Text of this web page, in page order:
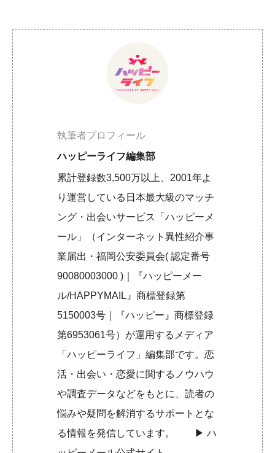
執筆者プロフィール
ハッピーライフ編集部
累計登録数3,500万以上、2001年よ
り運営している日本最大級のマッチ
ング・出会いサービス「ハッピーメ
ール」（インターネット異性紹介事
業届出・福岡公安委員会( 認定番号
90080003000 )｜『ハッピーメー
ル/HAPPYMAIL』商標登録第
5150003号｜『ハッピー』商標登録
第6953061号）が運用するメディア
「ハッピーライフ」編集部です。恋
活・出会い・恋愛に関するノウハウ
や調査データなどをもとに、読者の
悩みや疑問を解消するサポートとな
る情報を発信しています。 ▶︎ハ